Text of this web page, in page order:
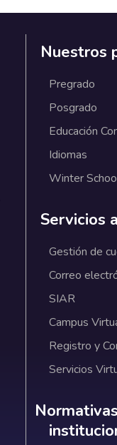
Nuestros
Pregrado
Posgrado
Educación
Idiomas
Winter
Servicios
Gestión de
Correo
SIAR
Campus
Registro y
Servicios